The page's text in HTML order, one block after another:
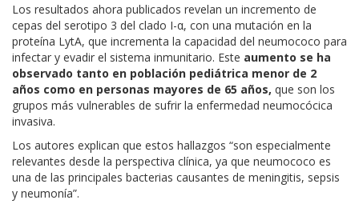
Los resultados ahora publicados revelan un incremento de
cepas del serotipo 3 del clado I-α, con una mutación en la
proteína LytA, que incrementa la capacidad del neumococo para
infectar y evadir el sistema inmunitario. Este aumento se ha
observado tanto en población pediátrica menor de 2
años como en personas mayores de 65 años, que son los
grupos más vulnerables de sufrir la enfermedad neumocócica
invasiva.
Los autores explican que estos hallazgos “son especialmente
relevantes desde la perspectiva clínica, ya que neumococo es
una de las principales bacterias causantes de meningitis, sepsis
y neumonía”.